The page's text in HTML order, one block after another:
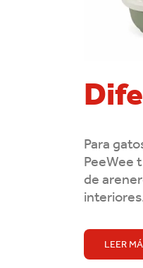
Para
PeeWee
de
LEER